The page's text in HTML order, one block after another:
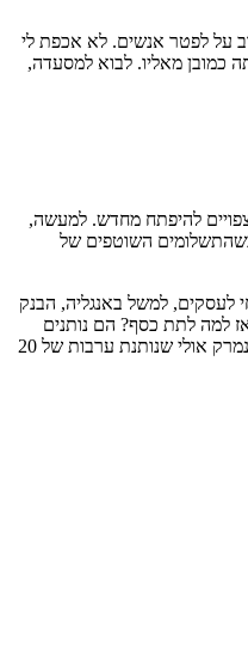
על לפטר אנשים. לא אכפת לי
כמובן מאליו. לבוא למסעדה,
להיפתח מחדש. למעשה,
השוטפים של
לעסקים, למשל באנגליה, הבנק
למה לתת כסף? הם נותנים
ערבות מדינה בסך של 15 אחוזים, והבנקים לא רוצים לקחת את הסיכון הזה כי הם עסק כלכלי ואי אפשר להאשים אותם. כל יתר המדינות נותנות ערבות מדינה לעסקים של 80-90 אחוז, חוץ מדנמרק אולי שנותנת ערבות של 20